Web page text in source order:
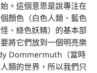
。這個意思是說專注在
顏色（白色人類、藍色
、綠色妖精）的基本部
將它們放到一個明亮樂
Dommermuth（當時
類的世界，所以我們只